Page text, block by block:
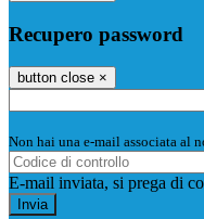
Recupero password
button close ×
Non hai una e-mail associata al
E-mail inviata, si prega di